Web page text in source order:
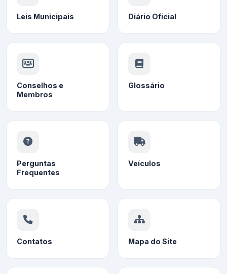
Leis Municipais Diário Oficial
Conselhos e
Membros
Glossário
Perguntas
Frequentes
Veículos
Contatos Mapa do Site